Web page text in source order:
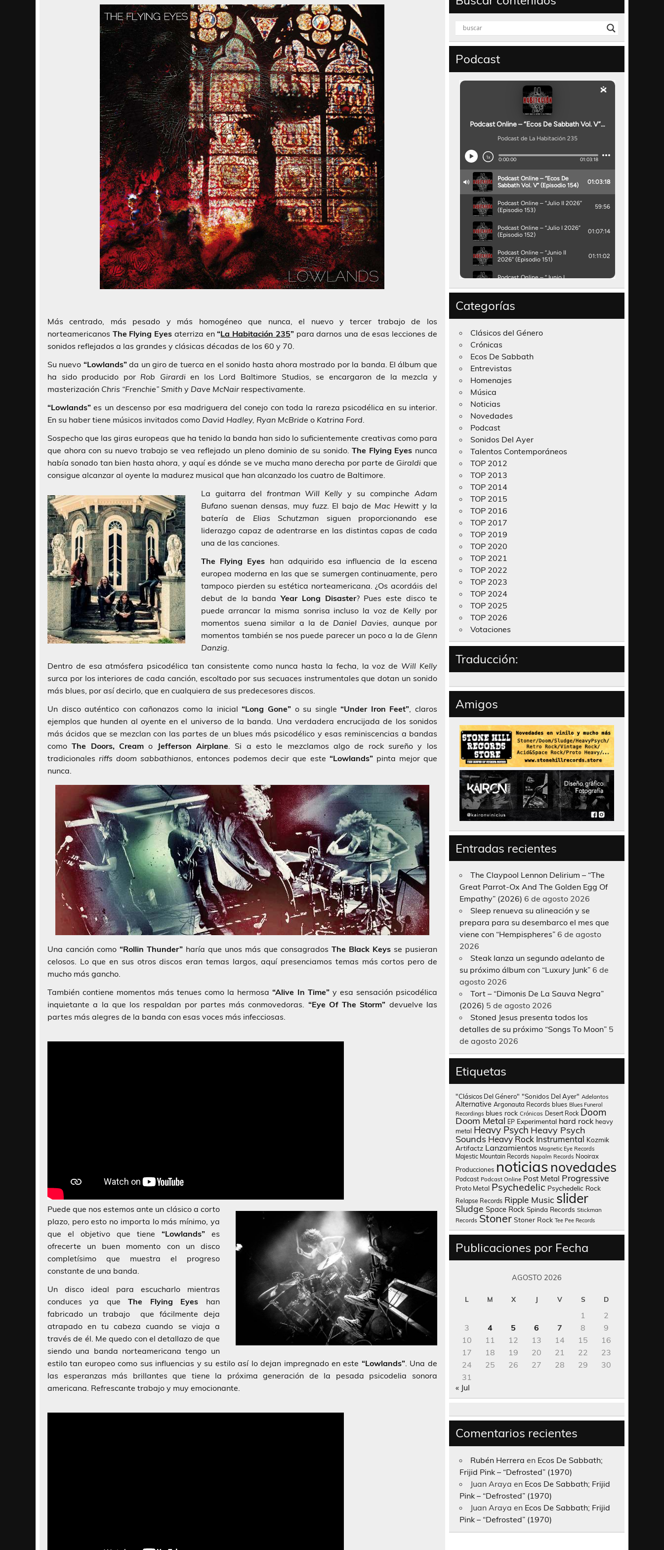
Más centrado, más pesado y más homogéneo que nunca, el nuevo y tercer trabajo de los
norteamericanos The Flying Eyes aterriza en“La Habitación 235”para darnos una de esas lecciones de
sonidos reflejados a las grandes y clásicas décadas de los 60 y 70.
Su nuevo “Lowlands”da un giro de tuerca en el sonido hasta ahora mostrado por la banda. El álbum que
ha sido producido por Rob Girardien los Lord Baltimore Studios, se encargaron de la mezcla y
masterización Chris “Frenchie” Smith y Dave McNair respectivamente.
“Lowlands”es un descenso por esa madriguera del conejo con toda la rareza psicodélica en su interior.
En su haber tiene músicos invitados como David Hadley, Ryan McBride o Katrina Ford.
Sospecho que las giras europeas que ha tenido la banda han sido lo suficientemente creativas como para
que ahora con su nuevo trabajo se vea reflejado un pleno dominio de su sonido.The Flying Eyes nunca
había sonado tan bien hasta ahora, y aquí es dónde se ve mucha mano derecha por parte de Giraldi que
consigue alcanzar al oyente la madurez musical que han alcanzado los cuatro de Baltimore.
La guitarra del frontman Will Kelly y su compinche Adam
Bufano suenan densas, muy fuzz. El bajo de Mac Hewitt y la
batería de Elias Schutzman siguen proporcionando ese
liderazgo capaz de adentrarse en las distintas capas de cada
una de las canciones.
The Flying Eyes han adquirido esa influencia de la escena
europea moderna en las que se sumergen continuamente, pero
tampoco pierden su estética norteamericana. ¿Os acordáis del
debut de la bandaYear Long Disaster? Pues este disco te
puede arrancar la misma sonrisa incluso la voz de Kelly por
momentos suena similar a la de Daniel Davies, aunque por
momentos también se nos puede parecer un poco a la de Glenn
Danzig.
Dentro de esa atmósfera psicodélica tan consistente como nunca hasta la fecha, la voz de Will Kelly
surca por los interiores de cada canción, escoltado por sus secuaces instrumentales que dotan un sonido
más blues, por así decirlo, que en cualquiera de sus predecesores discos.
Un disco auténtico con cañonazos como la inicial“Long Gone”o su single“Under Iron Feet”, claros
ejemplos que hunden al oyente en el universo de la banda. Una verdadera encrucijada de los sonidos
más ácidos que se mezclan con las partes de un blues más psicodélico y esas reminiscencias a bandas
comoThe Doors, Cream o Jefferson Airplane. Si a esto le mezclamos algo de rock sureño y los
tradicionales riffs doom sabbathianos, entonces podemos decir que este “Lowlands”pinta mejor que
nunca.
Una canción como “Rollin Thunder”haría que unos más que consagrados The Black Keysse pusieran
celosos. Lo que en sus otros discos eran temas largos, aquí presenciamos temas más cortos pero de
mucho más gancho.
También contiene momentos más tenues como la hermosa“Alive In Time”y esa sensación psicodélica
inquietante a la que los respaldan por partes más conmovedoras. “Eye Of The Storm” devuelve las
partes más alegres de la banda con esas voces más infecciosas.
Puede que nos estemos ante un clásico a corto
plazo, pero esto no importa lo más mínimo, ya
que el objetivo que tiene “Lowlands”es
ofrecerte un buen momento con un disco
completísimo que muestra el progreso
constante de una banda.
Un disco ideal para escucharlo mientras
conduces ya queThe Flying Eyes han
fabricado un trabajo que fácilmente deja
atrapado en tu cabeza cuando se viaja a
través de él. Me quedo con el detallazo de que
siendo una banda norteamericana tengo un
estilo tan europeo como sus influencias y su estilo así lo dejan impregnado en este “Lowlands”. Una de
las esperanzas más brillantes que tiene la próxima generación de la pesada psicodelia sonora
americana. Refrescante trabajo y muy emocionante.
Podcast
Categorías
Clásicos del Género
Crónicas
Ecos De Sabbath
Entrevistas
Homenajes
Música
Noticias
Novedades
Podcast
Sonidos Del Ayer
Talentos Contemporáneos
TOP 2012
TOP 2013
TOP 2014
TOP 2015
TOP 2016
TOP 2017
TOP 2019
TOP 2020
TOP 2021
TOP 2022
TOP 2023
TOP 2024
TOP 2025
TOP 2026
Votaciones
Traducción:
Amigos
Entradas recientes
The Claypool Lennon Delirium – “The
Great Parrot-Ox And The Golden Egg Of
Empathy” (2026) 6 de agosto 2026
Sleep renueva su alineación y se
prepara para su desembarco el mes que
viene con “Hempispheres” 6 de agosto
2026
Steak lanza un segundo adelanto de
su próximo álbum con “Luxury Junk” 6 de
agosto 2026
Tort – “Dimonis De La Sauva Negra”
(2026) 5 de agosto 2026
Stoned Jesus presenta todos los
detalles de su próximo “Songs To Moon” 5
de agosto 2026
Etiquetas
"Clásicos Del Género" "Sonidos Del Ayer" Adelantos
Alternative Argonauta Records blues Blues Funeral
Recordings blues rock Crónicas Desert Rock Doom
Doom Metal EP Experimental hard rock heavy
metal Heavy Psych Heavy Psych
Sounds Heavy Rock Instrumental Kozmik
Artifactz Lanzamientos Magnetic Eye Records
Majestic Mountain Records Napalm Records Nooirax
Producciones noticias novedades
Podcast Podcast Online Post Metal Progressive
Proto Metal Psychedelic Psychedelic Rock
Relapse Records Ripple Music slider
Sludge Space Rock Spinda Records Stickman
Records Stoner Stoner Rock Tee Pee Records
Publicaciones por Fecha
AGOSTO 2026
L M X J V S D
1
2
3
4 5 6 7 8
9
10
11 12 13 14 15
16
17
18 19 20 21 22
23
24
25 26 27 28 29
30
31
« Jul
Comentarios recientes
Rubén Herrera en Ecos De Sabbath;
Frijid Pink – “Defrosted” (1970)
Juan Araya en Ecos De Sabbath; Frijid
Pink – “Defrosted” (1970)
Juan Araya en Ecos De Sabbath; Frijid
Pink – “Defrosted” (1970)